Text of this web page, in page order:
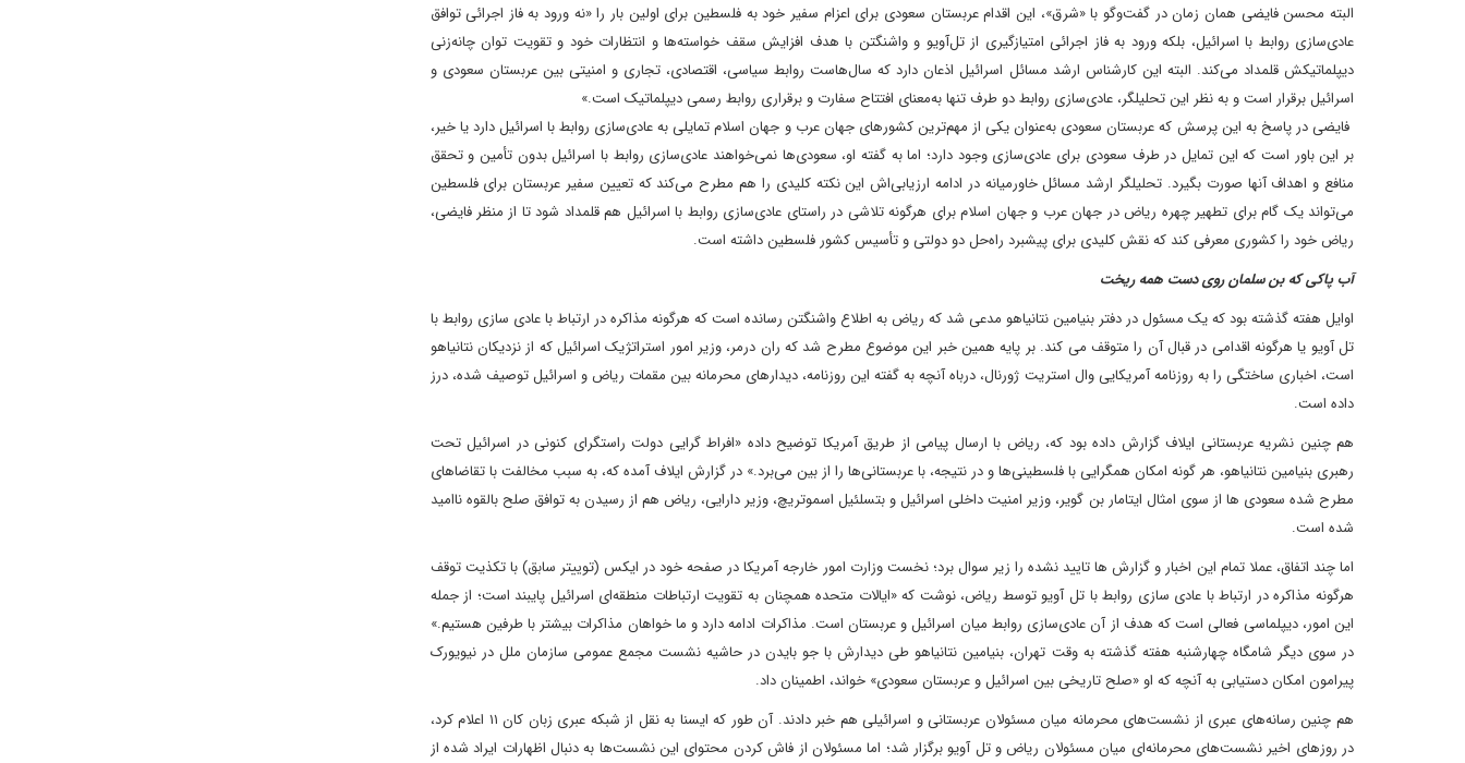
البته محسن فایضی همان زمان در گفت‌وگو با «شرق»، این اقدام عربستان سعودی برای اعزام سفیر خود به فلسطین برای اولین بار را «نه ورود به فاز اجرائی توافق
عادی‌سازی روابط با اسرائیل، بلکه ورود به فاز اجرائی امتیازگیری از تل‌آویو و واشنگتن با هدف افزایش سقف خواسته‌ها و انتظارات خود و تقویت توان چانه‌زنی
دیپلماتیکش قلمداد می‌کند. البته این کارشناس ارشد مسائل اسرائیل اذعان دارد که سال‌هاست روابط سیاسی، اقتصادی، تجاری و امنیتی بین عربستان سعودی و
اسرائیل برقرار است و به نظر این تحلیلگر، عادی‌سازی روابط دو طرف تنها به‌معنای افتتاح سفارت و برقراری روابط رسمی دیپلماتیک است.»
فایضی در پاسخ به این پرسش که عربستان سعودی به‌عنوان یکی از مهم‌ترین کشورهای جهان عرب و جهان اسلام تمایلی به عادی‌سازی روابط با اسرائیل دارد یا خیر،
بر این باور است که این تمایل در طرف سعودی برای عادی‌سازی وجود دارد؛ اما به گفته او، سعودی‌ها نمی‌خواهند عادی‌سازی روابط با اسرائیل بدون تأمین و تحقق
منافع و اهداف آنها صورت بگیرد. تحلیلگر ارشد مسائل خاورمیانه در ادامه ارزیابی‌اش این نکته کلیدی را هم مطرح می‌کند که تعیین سفیر عربستان برای فلسطین
می‌تواند یک گام برای تطهیر چهره ریاض در جهان عرب و جهان اسلام برای هرگونه تلاشی در راستای عادی‌سازی روابط با اسرائیل هم قلمداد شود تا از منظر فایضی،
ریاض خود را کشوری معرفی کند که نقش کلیدی برای پیشبرد راه‌حل دو دولتی و تأسیس کشور فلسطین داشته است.
آب پاکی که بن سلمان روی دست همه ریخت
اوایل هفته گذشته بود که یک مسئول در دفتر بنیامین نتانیاهو مدعی شد که ریاض به اطلاع واشنگتن رسانده است که هرگونه مذاکره در ارتباط با عادی سازی روابط با
تل آویو یا هرگونه اقدامی در قبال آن را متوقف می کند. بر پایه همین خبر این موضوع مطرح شد که ران درمر، وزیر امور استراتژیک اسرائیل که از نزدیکان نتانیاهو
است، اخباری ساختگی را به روزنامه آمریکایی وال استریت ژورنال، درباه آنچه به گفته این روزنامه، دیدارهای محرمانه بین مقمات ریاض و اسرائیل توصیف شده، درز
داده است.
هم چنین نشریه عربستانی ایلاف گزارش داده بود که، ریاض با ارسال پیامی از طریق آمریکا توضیح داده «افراط گرایی دولت راستگرای کنونی در اسرائیل تحت
رهبری بنیامین نتانیاهو، هر گونه امکان همگرایی با فلسطینی‌ها و در نتیجه، با عربستانی‌ها را از بین می‌برد.» در گزارش ایلاف آمده که، به سبب مخالفت با تقاضاهای
مطرح شده سعودی ها از سوی امثال ایتامار بن گویر، وزیر امنیت داخلی اسرائیل و بتسلئیل اسموتریچ، وزیر دارایی، ریاض هم از رسیدن به توافق صلح بالقوه ناامید
شده است.
اما چند اتفاق، عملا تمام این اخبار و گزارش ها تایید نشده را زیر سوال برد؛ نخست وزارت امور خارجه آمریکا در صفحه خود در ایکس (توییتر سابق) با تکذیت توقف
هرگونه مذاکره در ارتباط با عادی سازی روابط با تل آویو توسط ریاض، نوشت که «ایالات متحده همچنان به تقویت ارتباطات منطقه‌ای اسرائیل پایبند است؛ از جمله
این امور، دیپلماسی فعالی است که هدف از آن عادی‌سازی روابط میان اسرائیل و عربستان است. مذاکرات ادامه دارد و ما خواهان مذاکرات بیشتر با طرفین هستیم.»
در سوی دیگر شامگاه چهارشنبه هفته گذشته به وقت تهران، بنیامین نتانیاهو طی دیدارش با جو بایدن در حاشیه نشست مجمع عمومی سازمان ملل در نیویورک
پیرامون امکان دستیابی به آنچه که او «صلح تاریخی بین اسرائیل و عربستان سعودی» خواند، اطمینان داد.
هم چنین رسانه‌های عبری از نشست‌های محرمانه میان مسئولان عربستانی و اسرائیلی هم خبر دادند. آن طور که ایسنا به نقل از شبکه عبری زبان کان ۱۱ اعلام کرد،
در روزهای اخیر نشست‌های محرمانه‌ای میان مسئولان ریاض و تل آویو برگزار شد؛ اما مسئولان از فاش کردن محتوای این نشست‌ها به دنبال اظهارات ایراد شده از